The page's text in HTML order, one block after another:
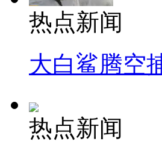
热点新闻
大白鲨腾空
热点新闻